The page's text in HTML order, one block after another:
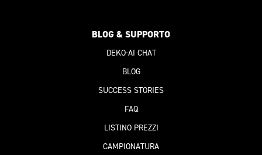
BLOG & SUPPORTO
DEKO-AI CHAT
BLOG
SUCCESS STORIES
FAQ
LISTINO PREZZI
CAMPIONATURA